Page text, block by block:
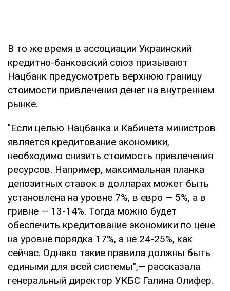
В то же время в ассоциации Украинский
кредитно-банковский союз призывают
Нацбанк предусмотреть верхнюю границу
стоимости привлечения денег на внутреннем
рынке.
"Если целью Нацбанка и Кабинета министров
является кредитование экономики,
необходимо снизить стоимость привлечения
ресурсов. Например, максимальная планка
депозитных ставок в долларах может быть
установлена на уровне 7%, в евро — 5%, а в
гривне — 13-14%. Тогда можно будет
обеспечить кредитование экономики по цене
на уровне порядка 17%, а не 24-25%, как
сейчас. Однако такие правила должны быть
едиными для всей системы",— рассказала
генеральный директор УКБС Галина Олифер.